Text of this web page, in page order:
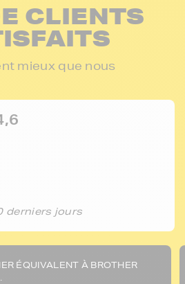
CLIENTS
mieux que nous
derniers jours
ÉQUIVALENT À BROTHER